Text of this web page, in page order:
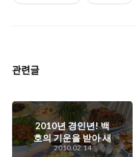
관련글
2010년 경인년! 백
호의 기운을 받아 새
해 복 많이 받으세요
2010.02.14